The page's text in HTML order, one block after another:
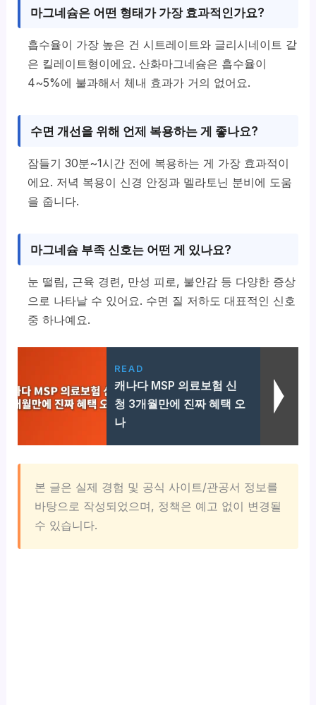
마그네슘은 어떤 형태가 가장 효과적인가요?
흡수율이 가장 높은 건 시트레이트와 글리시네이트 같
은 킬레이트형이에요. 산화마그네슘은 흡수율이
4~5%에 불과해서 체내 효과가 거의 없어요.
수면 개선을 위해 언제 복용하는 게 좋나요?
잠들기 30분~1시간 전에 복용하는 게 가장 효과적이
에요. 저녁 복용이 신경 안정과 멜라토닌 분비에 도움
을 줍니다.
마그네슘 부족 신호는 어떤 게 있나요?
눈 떨림, 근육 경련, 만성 피로, 불안감 등 다양한 증상
으로 나타날 수 있어요. 수면 질 저하도 대표적인 신호
중 하나예요.
READ
캐나다 MSP 의료보험 신
청 3개월만에 진짜 혜택 오
나
본 글은 실제 경험 및 공식 사이트/관공서 정보를
바탕으로 작성되었으며, 정책은 예고 없이 변경될
수 있습니다.